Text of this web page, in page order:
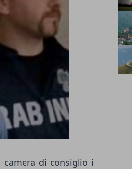
camera di consiglio i